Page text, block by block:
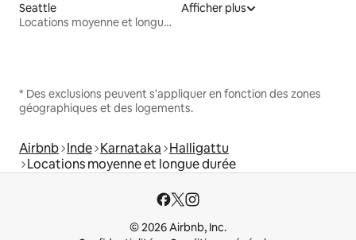
Seattle
Locations moyenne et longue durée
Afficher plus
* Des exclusions peuvent s'appliquer en fonction des zones
géographiques et des logements.
Airbnb Inde Karnataka Halligattu
Locations moyenne et longue durée
© 2026 Airbnb, Inc.